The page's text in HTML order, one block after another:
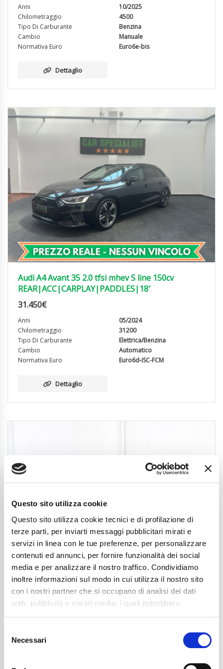
Questo sito utilizza cookie
Questo sito utilizza cookie tecnici e di profilazione di
terze parti, per inviarti messaggi pubblicitari mirati e
servizi in linea con le tue preferenze, per personalizzare
contenuti ed annunci, per fornire funzionalità dei social
media e per analizzare il nostro traffico. Condividiamo
inoltre informazioni sul modo in cui utilizza il nostro sito
con i nostri partner che si occupano di analisi dei dati
web, pubblicità e social media, i quali potrebbero
mera chiusura del banner non comporta l’accettazione
Selection
Necessari
Anni
10/2025
Chilometraggio
4500
Tipo Di Carburante
Benzina
Cambio
Manuale
Normativa Euro
Euro6e-bis
Dettaglio
Audi A4 Avant 35 2.0 tfsi mhev S line 150cv
REAR|ACC|CARPLAY|PADDLES|18′
31.450€
Anni
05/2024
Chilometraggio
31200
Tipo Di Carburante
Elettrica/Benzina
Cambio
Automatico
Normativa Euro
Euro6d-ISC-FCM
Dettaglio
Mercedes-Benz A 180 Automatic Progressive
Advanced
Chilometraggio